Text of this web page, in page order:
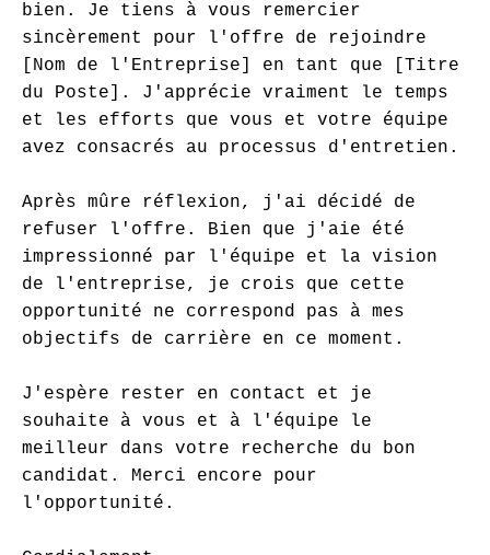
bien. Je tiens à vous remercier
sincèrement pour l'offre de rejoindre
[Nom de l'Entreprise] en tant que [Titre
du Poste]. J'apprécie vraiment le temps
et les efforts que vous et votre équipe
avez consacrés au processus d'entretien.
Après mûre réflexion, j'ai décidé de
refuser l'offre. Bien que j'aie été
impressionné par l'équipe et la vision
de l'entreprise, je crois que cette
opportunité ne correspond pas à mes
objectifs de carrière en ce moment.
J'espère rester en contact et je
souhaite à vous et à l'équipe le
meilleur dans votre recherche du bon
candidat. Merci encore pour
l'opportunité.